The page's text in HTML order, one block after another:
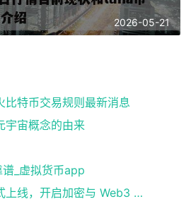
2026-05-21
比特币交易规则最新消息
宇宙概念的由来
_虚拟货币app
币安 在美国市场正式上线，开启加密与 Web3 创新的全新时代！